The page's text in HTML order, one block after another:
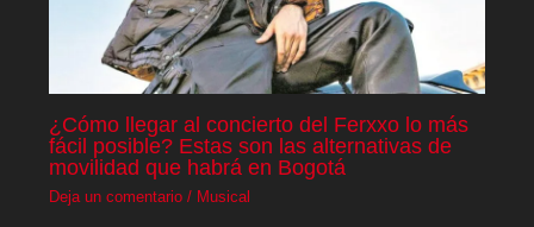
¿Cómo llegar al concierto del Ferxxo lo más
fácil posible? Estas son las alternativas de
movilidad que habrá en Bogotá
Deja un comentario / Musical